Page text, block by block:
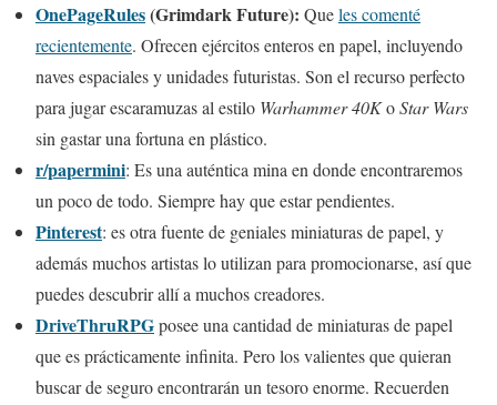
OnePageRules(Grimdark Future): Queles comenté
recientemente. Ofrecen ejércitos enteros en papel, incluyendo
naves espaciales y unidades futuristas. Son el recurso perfecto
para jugar escaramuzas al estilo Warhammer 40KoStar Wars
sin gastar una fortuna en plástico.
r/papermini: Es una auténtica mina en donde encontraremos
un poco de todo. Siempre hay que estar pendientes.
Pinterest: es otra fuente de geniales miniaturas de papel, y
además muchos artistas lo utilizan para promocionarse, así que
puedes descubrir allí a muchos creadores.
DriveThruRPGposee una cantidad de miniaturas de papel
que es prácticamente infinita. Pero los valientes que quieran
buscar de seguro encontrarán un tesoro enorme. Recuerden